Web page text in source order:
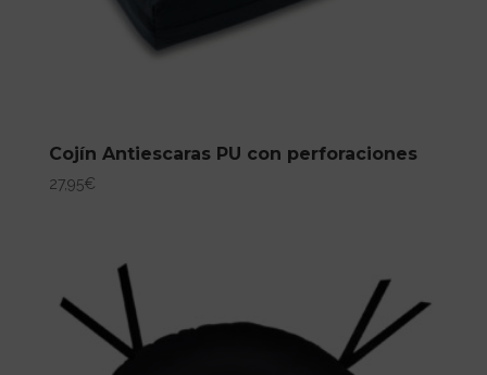
Cojín Antiescaras PU con perforaciones
27,95€